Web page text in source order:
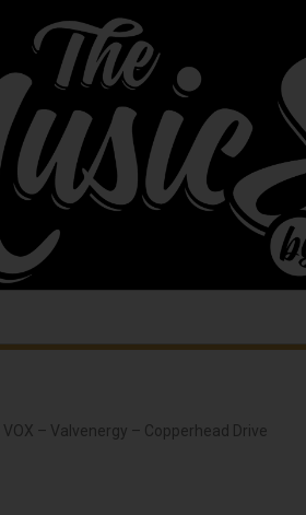
VOX – Valvenergy – Copperhead Drive